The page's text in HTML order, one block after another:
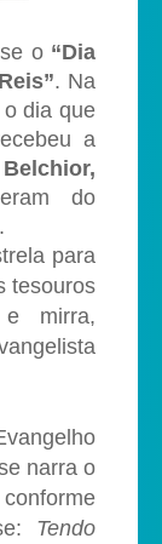
o “Dia
. Na
dia que
a
Belchior,
do
para
tesouros
mirra,
narra o
Tendo